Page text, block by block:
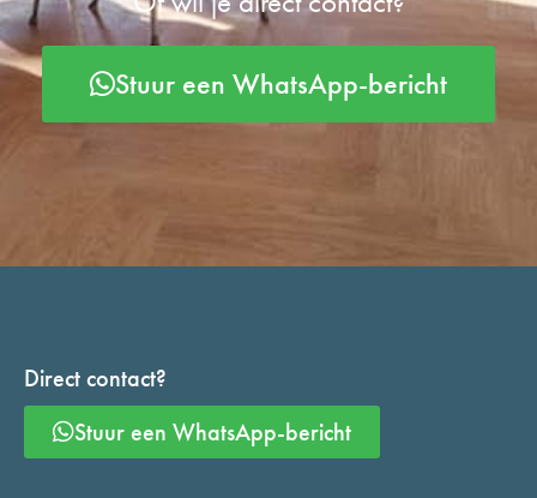
Stuur een WhatsApp-bericht
Direct contact?
Stuur een WhatsApp-bericht